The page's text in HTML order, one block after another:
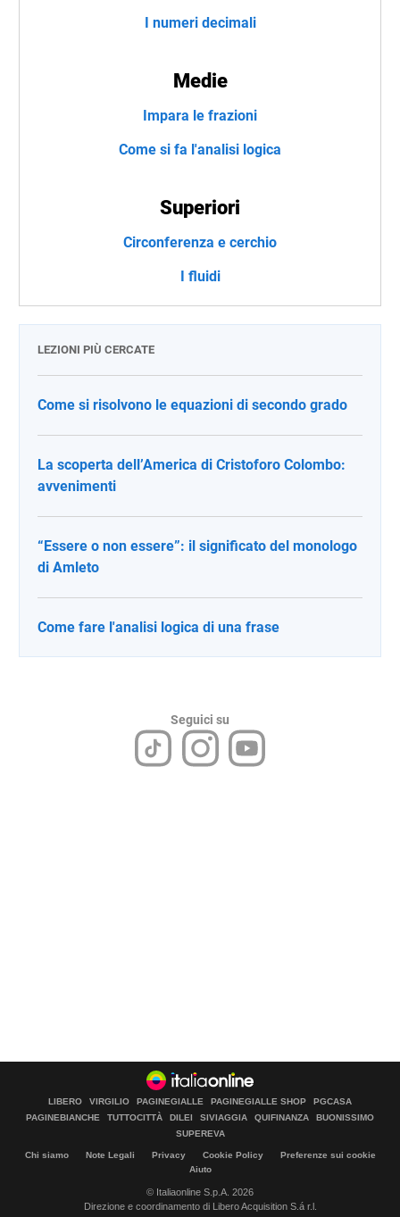
I numeri decimali
Medie
Impara le frazioni
Come si fa l'analisi logica
Superiori
Circonferenza e cerchio
I fluidi
LEZIONI PIÙ CERCATE
Come si risolvono le equazioni di secondo grado
La scoperta dell’America di Cristoforo Colombo:
avvenimenti
“Essere o non essere”: il significato del monologo
di Amleto
Come fare l'analisi logica di una frase
Seguici su
LIBERO VIRGILIO PAGINEGIALLE PAGINEGIALLE SHOP
PGCASA
PAGINEBIANCHE
TUTTOCITTÀ DILEI SIVIAGGIA QUIFINANZA
BUONISSIMO
SUPEREVA
Chi siamo Note Legali Privacy Cookie Policy
Preferenze sui cookie
Aiuto
© Italiaonline S.p.A. 2026
Direzione e coordinamento di Libero Acquisition S.á r.l.